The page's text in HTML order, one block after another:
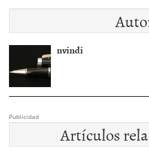
nvindi
Publicidad
Artículos